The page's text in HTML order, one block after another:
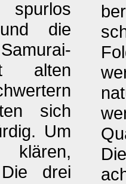
die
alten
sich
Um
drei